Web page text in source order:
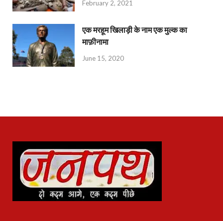
February 2, 2021
एक मरहूम खिलाड़ी के नाम एक मुल्क का
माफ़ीनामा
June 15, 2020